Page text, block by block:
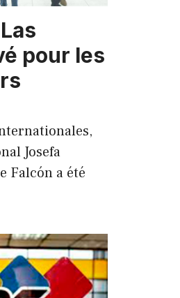
pour les
Josefa
Falcón a été